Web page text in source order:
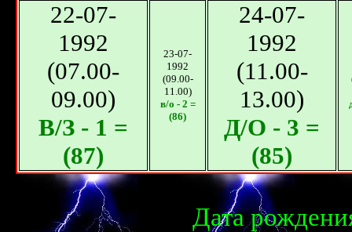
22-07-
1992
(07.00-
09.00)
В/З - 1 =
(87)
23-07-
1992
(09.00-
11.00)
в/о - 2 =
(86)
24-07-
1992
(11.00-
13.00)
Д/О - 3 =
(85)
Дата